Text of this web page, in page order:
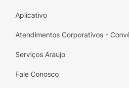
Aplicativo
Atendimentos Corporativos -
Serviços Araujo
Fale Conosco